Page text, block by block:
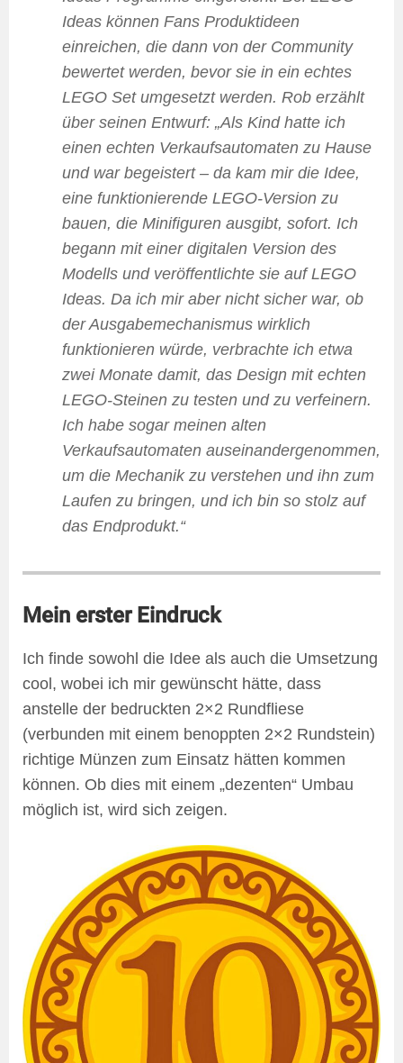
Ideas können Fans Produktideen
einreichen, die dann von der Community
bewertet werden, bevor sie in ein echtes
LEGO Set umgesetzt werden. Rob erzählt
über seinen Entwurf: „Als Kind hatte ich
einen echten Verkaufsautomaten zu Hause
und war begeistert – da kam mir die Idee,
eine funktionierende LEGO-Version zu
bauen, die Minifiguren ausgibt, sofort. Ich
begann mit einer digitalen Version des
Modells und veröffentlichte sie auf LEGO
Ideas. Da ich mir aber nicht sicher war, ob
der Ausgabemechanismus wirklich
funktionieren würde, verbrachte ich etwa
zwei Monate damit, das Design mit echten
LEGO-Steinen zu testen und zu verfeinern.
Ich habe sogar meinen alten
Verkaufsautomaten auseinandergenommen,
um die Mechanik zu verstehen und ihn zum
Laufen zu bringen, und ich bin so stolz auf
das Endprodukt.“
Mein erster Eindruck
Ich finde sowohl die Idee als auch die Umsetzung
cool, wobei ich mir gewünscht hätte, dass
anstelle der bedruckten 2×2 Rundfliese
(verbunden mit einem benoppten 2×2 Rundstein)
richtige Münzen zum Einsatz hätten kommen
können. Ob dies mit einem „dezenten“ Umbau
möglich ist, wird sich zeigen.